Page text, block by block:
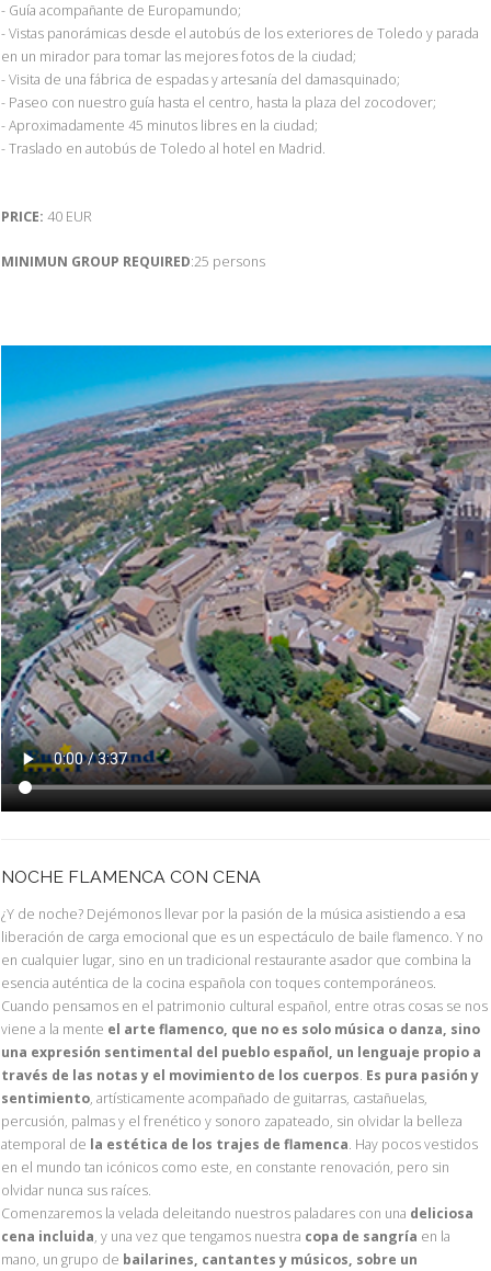
- Guía acompañante de Europamundo;
- Vistas panorámicas desde el autobús de los exteriores de Toledo y parada
en un mirador para tomar las mejores fotos de la ciudad;
- Visita de una fábrica de espadas y artesanía del damasquinado;
- Paseo con nuestro guía hasta el centro, hasta la plaza del zocodover;
- Aproximadamente 45 minutos libres en la ciudad;
- Traslado en autobús de Toledo al hotel en Madrid.
PRICE: 40 EUR
MINIMUN GROUP REQUIRED:25 persons
NOCHE FLAMENCA CON CENA
¿Y de noche? Dejémonos llevar por la pasión de la música asistiendo a esa
liberación de carga emocional que es un espectáculo de baile flamenco. Y no
en cualquier lugar, sino en un tradicional restaurante asador que combina la
esencia auténtica de la cocina española con toques contemporáneos.
Cuando pensamos en el patrimonio cultural español, entre otras cosas se nos
viene a la mente el arte flamenco, que no es solo música o danza, sino
una expresión sentimental del pueblo español, un lenguaje propio a
través de las notas y el movimiento de los cuerpos. Es pura pasión y
sentimiento, artísticamente acompañado de guitarras, castañuelas,
percusión, palmas y el frenético y sonoro zapateado, sin olvidar la belleza
atemporal de la estética de los trajes de flamenca. Hay pocos vestidos
en el mundo tan icónicos como este, en constante renovación, pero sin
olvidar nunca sus raíces.
Comenzaremos la velada deleitando nuestros paladares con una deliciosa
cena incluida, y una vez que tengamos nuestra copa de sangría en la
mano, un grupo de bailarines, cantantes y músicos, sobre un